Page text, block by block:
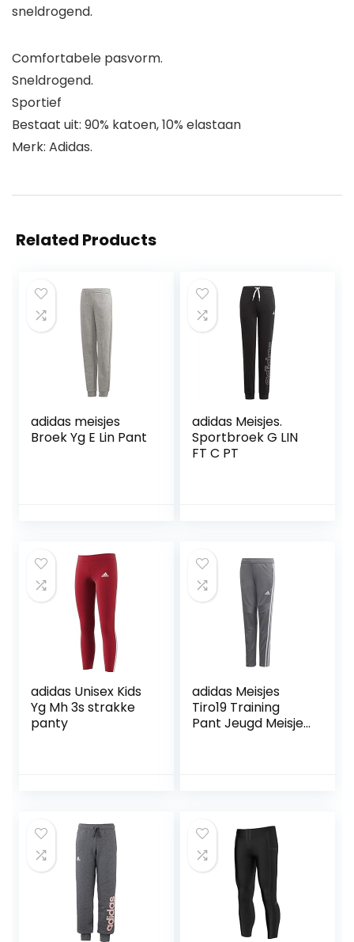
sneldrogend.
Comfortabele pasvorm.
Sneldrogend.
Sportief
Bestaat uit: 90% katoen, 10% elastaan
Merk: Adidas.
Related Products
adidas meisjes
Broek Yg E Lin Pant
adidas Meisjes.
Sportbroek G LIN
FT C PT
adidas Unisex Kids
Yg Mh 3s strakke
panty
adidas Meisjes
Tiro19 Training
Pant Jeugd Meisje